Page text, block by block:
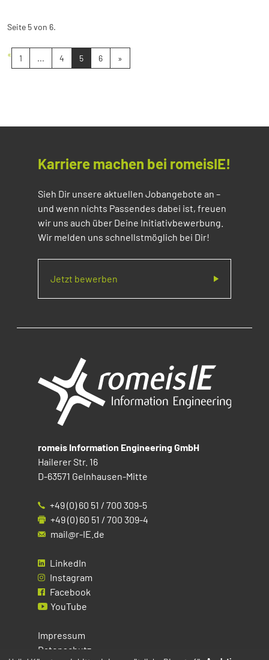
Seite 5 von 6.
« 1 ... 4 5 6 »
Karriere machen bei romeisIE!
Sieh Dir unsere aktuellen Jobangebote an –
und wenn nichts Passendes dabei ist, freuen
wir uns auch über Deine Initiativbewerbung.
Wir melden uns schnellstmöglich bei Dir!
Jetzt bewerben
romeis Information Engineering GmbH
Hailerer Str. 16
D-63571 Gelnhausen-Mitte
+49 (0) 60 51 / 700 309-5
+49 (0) 60 51 / 700 309-4
mail@r-IE.de
LinkedIn
Instagram
Facebook
YouTube
Impressum
Datenschutz